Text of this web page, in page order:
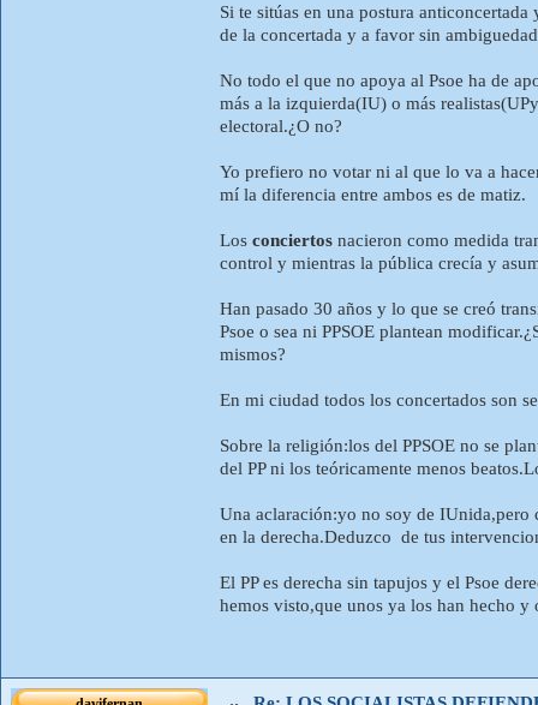
Si te sitúas en una postura
de la concertada y a favor sin
No todo el que no apoya al Psoe ha de
más a la izquierda(IU) o más
electoral.¿O no?
Yo prefiero no votar ni al que lo va a
mí la diferencia entre ambos es de matiz.
Los conciertos nacieron como medida
control y mientras la pública crecía y
Han pasado 30 años y lo que se creó
Psoe o sea ni PPSOE plantean
mismos?
En mi ciudad todos los concertados son
Sobre la religión:los del PPSOE no se
del PP ni los teóricamente menos
Una aclaración:yo no soy de IUnida,pero
en la derecha.Deduzco de tus
El PP es derecha sin tapujos y el Psoe
hemos visto,que unos ya los han hecho y